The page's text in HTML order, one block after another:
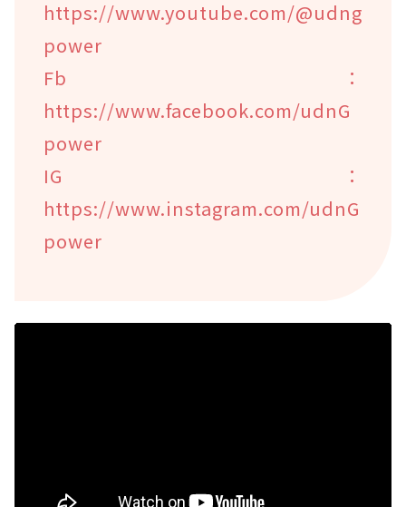
https://www.youtube.com/@udng
power
Fb：
https://www.facebook.com/udnG
power
IG：
https://www.instagram.com/udnG
power